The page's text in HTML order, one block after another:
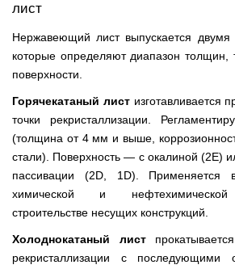
лист
Нержавеющий лист выпускается двумя
которые определяют диапазон толщин,
поверхности.
Горячекатаный листизготавливается
точки рекристаллизации.
(толщина от 4 мм и выше,
стали). Поверхность — с окалиной (2Е)
пассивации (2D, 1D). Применяется в
химической и нефтехимической
строительстве несущих конструкций.
Холоднокатаный лист
рекристаллизации с последующими